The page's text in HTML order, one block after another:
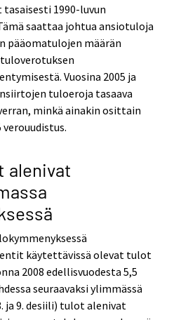
1990-luvun
saattaa johtua ansiotuloja
pääomatulojen määrän
Vuosina 2005 ja
tuloeroja tasaava
minkä ainakin osittain
alenivat
käytettävissä olevat tulot
2008 edellisvuodesta 5,5
seuraavaksi ylimmässä
ja 9. desiili) tulot alenivat